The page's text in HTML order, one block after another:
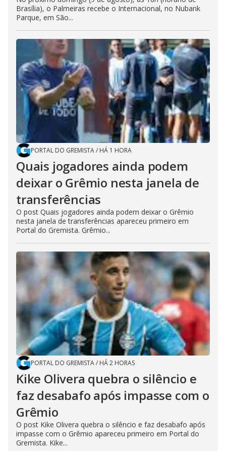
Brasília), o Palmeiras recebe o Internacional, no Nubank
Parque, em São...
PORTAL DO GREMISTA/ HÁ 1 HORA
Quais jogadores ainda podem
deixar o Grêmio nesta janela de
transferências
O post Quais jogadores ainda podem deixar o Grêmio
nesta janela de transferências apareceu primeiro em
Portal do Gremista. Grêmio...
PORTAL DO GREMISTA/ HÁ 2 HORAS
Kike Olivera quebra o silêncio e
faz desabafo após impasse com o
Grêmio
O post Kike Olivera quebra o silêncio e faz desabafo após
impasse com o Grêmio apareceu primeiro em Portal do
Gremista. Kike...